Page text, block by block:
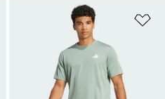
Añadir a la lista de deseos